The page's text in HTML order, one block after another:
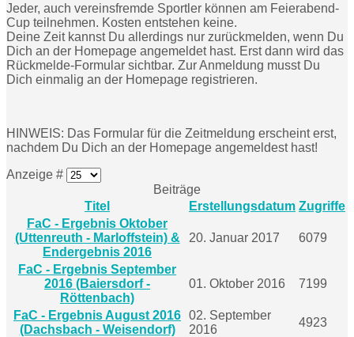
Jeder, auch vereinsfremde Sportler können am Feierabend-
Cup teilnehmen. Kosten entstehen keine.
Deine Zeit kannst Du allerdings nur zurückmelden, wenn Du
Dich an der Homepage angemeldet hast. Erst dann wird das
Rückmelde-Formular sichtbar. Zur Anmeldung musst Du
Dich einmalig an der Homepage registrieren.
HINWEIS: Das Formular für die Zeitmeldung erscheint erst,
nachdem Du Dich an der Homepage angemeldest hast!
Anzeige #
Beiträge
Titel
Erstellungsdatum Zugriffe
FaC - Ergebnis Oktober
(Uttenreuth - Marloffstein) &
Endergebnis 2016
20. Januar 2017 6079
FaC - Ergebnis September
2016 (Baiersdorf -
Röttenbach)
01. Oktober 2016 7199
FaC - Ergebnis August 2016
(Dachsbach - Weisendorf)
02. September
2016
4923